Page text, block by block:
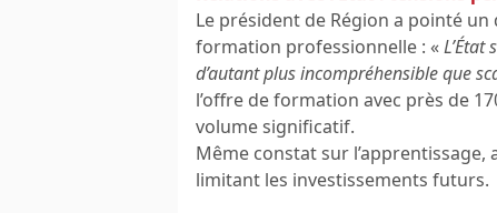
Le président de Région a pointé
formation professionnelle : «L’État
d’autant plus incompréhensible que
l’offre de formation avec près de
volume significatif.
Même constat sur
limitant les investissements futurs.